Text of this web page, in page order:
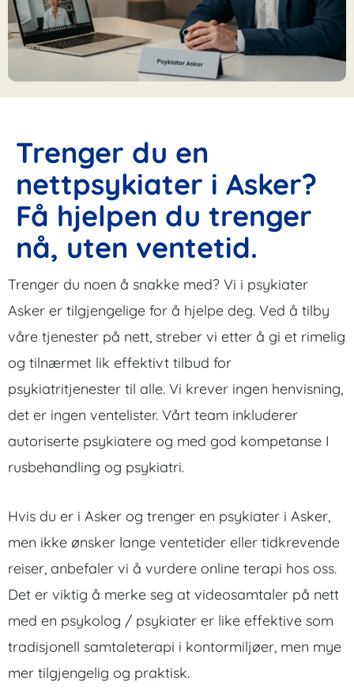
Trenger du en
nettpsykiater i Asker?
Få hjelpen du trenger
nå, uten ventetid.
Trenger du noen å snakke med? Vi i psykiater
Asker er tilgjengelige for å hjelpe deg. Ved å tilby
våre tjenester på nett, streber vi etter å gi et rimelig
og tilnærmet lik effektivt tilbud for
psykiatritjenester til alle. Vi krever ingen henvisning,
det er ingen ventelister. Vårt team inkluderer
autoriserte psykiatere og med god kompetanse I
rusbehandling og psykiatri.
Hvis du er i Asker og trenger en psykiater i Asker,
men ikke ønsker lange ventetider eller tidkrevende
reiser, anbefaler vi å vurdere online terapi hos oss.
Det er viktig å merke seg at videosamtaler på nett
med en psykolog / psykiater er like effektive som
tradisjonell samtaleterapi i kontormiljøer, men mye
mer tilgjengelig og praktisk.